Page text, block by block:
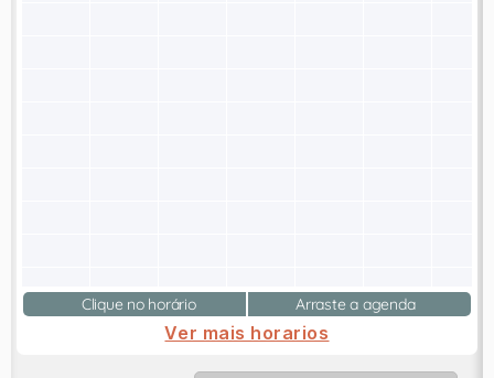
Clique no horário Arraste a agenda
Ver mais horarios